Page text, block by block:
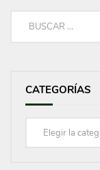
CATEGORÍAS
Categorías